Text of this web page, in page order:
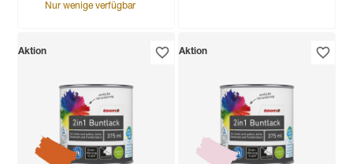
Nur wenige verfügbar
Aktion Aktion